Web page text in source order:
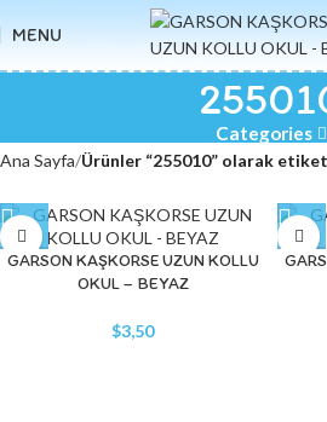
MENU
Categories
Ana Sayfa Ürünler “255010” olarak
GARSON KAŞKORSE UZUN KOLLU
OKUL – BEYAZ
$3,50